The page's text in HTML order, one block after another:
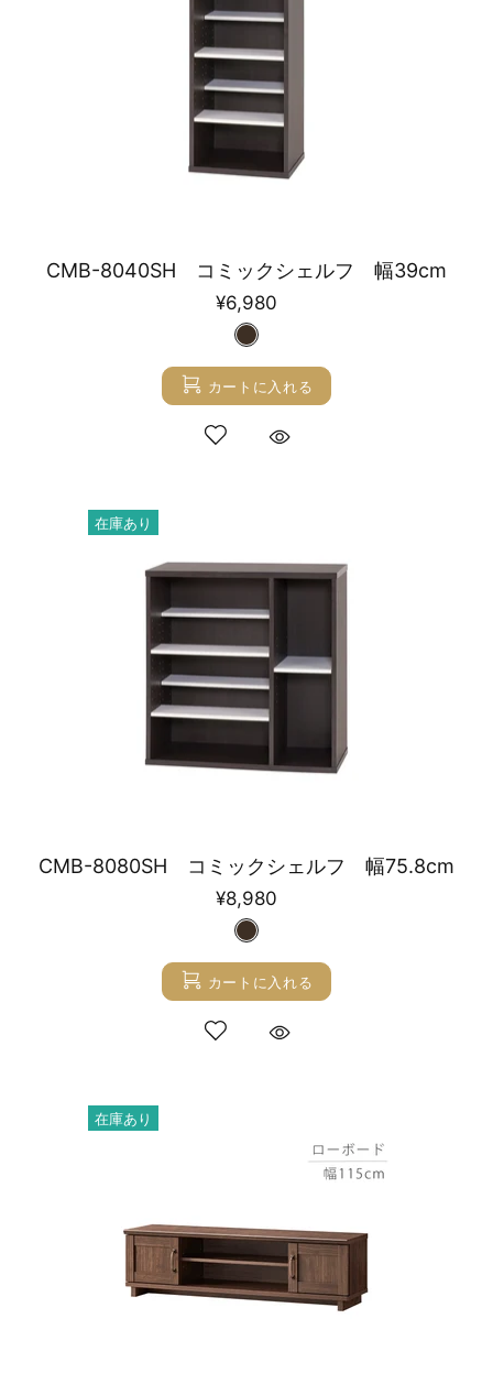
CMB-8040SH コミックシェルフ 幅39cm
¥6,980
カートに入れる
在庫あり
CMB-8080SH コミックシェルフ 幅75.8cm
¥8,980
カートに入れる
在庫あり